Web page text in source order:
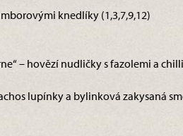
knedlíky (1,3,7,9,12)
– hovězí nudličky s fazolemi a
lupínky a bylinková zakysaná